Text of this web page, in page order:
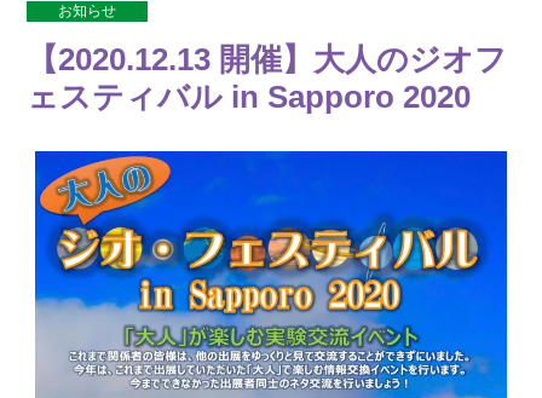
お知らせ
【2020.12.13 開催】大人のジオフ
ェスティバル in Sapporo 2020